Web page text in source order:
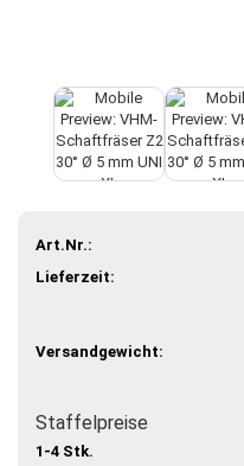
Art.Nr.:
Lieferzeit:
Versandgewicht:
Staffelpreise
1-4 Stk.